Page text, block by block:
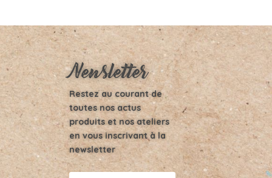
Newsletter
Restez au courant de
toutes nos actus
produits et nos ateliers
en vous inscrivant à la
newsletter